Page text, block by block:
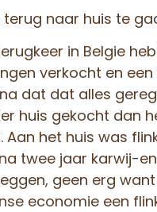
terug naar huis te
in Belgie
verkocht en
dat dat alles
huis gekocht dan
Aan het huis was
twee jaar karwij-
geen erg
economie een